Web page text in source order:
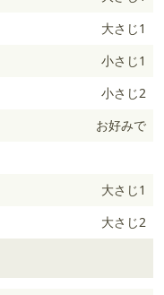
大さじ1
小さじ1
小さじ2
お好みで
大さじ1
大さじ2